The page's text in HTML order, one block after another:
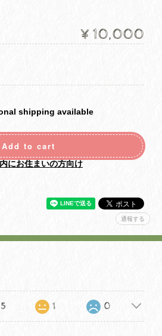
¥10,000
shipping available
Add to cart
にお住まいの方向け
通報する
1 0